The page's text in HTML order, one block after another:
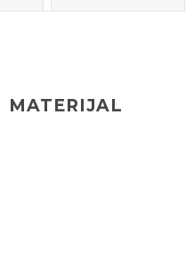
MATERIJAL